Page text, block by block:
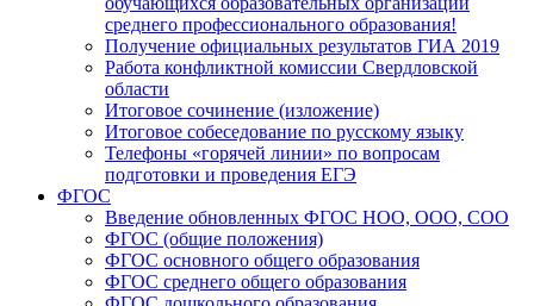
среднего профессионального образования!
Получение официальных результатов ГИА 2019
Работа конфликтной комиссии Свердловской
области
Итоговое сочинение (изложение)
Итоговое собеседование по русскому языку
Телефоны «горячей линии» по вопросам
подготовки и проведения ЕГЭ
ФГОС
Введение обновленных ФГОС НОО, ООО, СОО
ФГОС (общие положения)
ФГОС основного общего образования
ФГОС среднего общего образования